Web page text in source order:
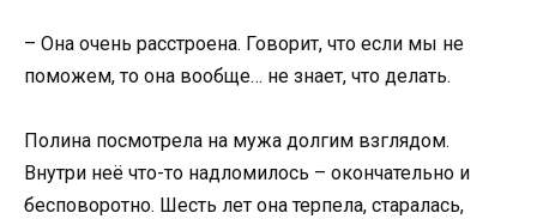
– Она очень расстроена. Говорит, что если мы не
поможем, то она вообще… не знает, что делать.
Полина посмотрела на мужа долгим взглядом.
Внутри неё что-то надломилось – окончательно и
бесповоротно. Шесть лет она терпела, старалась,